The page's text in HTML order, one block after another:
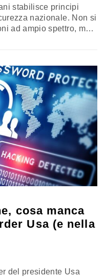
stabilisce principi
nazionale. Non si
ad ampio spettro, ma
cosa manca
Usa (e nella
del presidente Usa